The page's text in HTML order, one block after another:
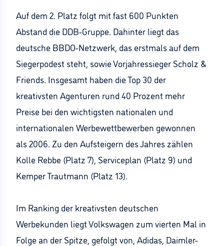
Auf dem 2. Platz folgt mit fast 600 Punkten
Abstand die DDB-Gruppe. Dahinter liegt das
deutsche BBDO-Netzwerk, das erstmals auf dem
Siegerpodest steht, sowie Vorjahressieger Scholz &
Friends. Insgesamt haben die Top 30 der
kreativsten Agenturen rund 40 Prozent mehr
Preise bei den wichtigsten nationalen und
internationalen Werbewettbewerben gewonnen
als 2006. Zu den Aufsteigern des Jahres zählen
Kolle Rebbe (Platz 7), Serviceplan (Platz 9) und
Kemper Trautmann (Platz 13).
Im Ranking der kreativsten deutschen
Werbekunden liegt Volkswagen zum vierten Mal in
Folge an der Spitze, gefolgt von, Adidas, Daimler-